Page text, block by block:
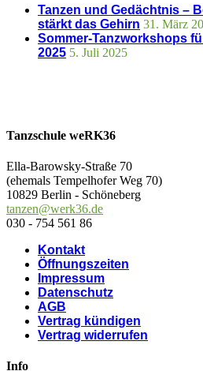
Tanzen und Gedächtnis –
stärkt das Gehirn 31. März
Sommer-Tanzworkshops
2025 5. Juli 2025
Tanzschule weRK36
Ella-Barowsky-Straße 70
(ehemals Tempelhofer Weg 70)
10829 Berlin - Schöneberg
tanzen@werk36.de
030 - 754 561 86
Kontakt
Öffnungszeiten
Impressum
Datenschutz
AGB
Vertrag kündigen
Vertrag widerrufen
Info